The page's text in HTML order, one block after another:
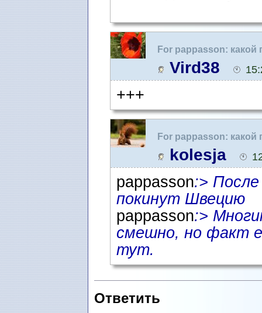
For pappasson:
Vird38
+++
For pappasson:
kolesja
pappasson:> После
покинут Швецию
pappasson:>
смешно, но факт
тут.
Ответить